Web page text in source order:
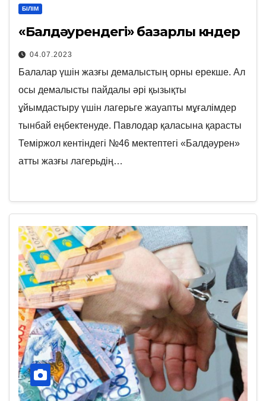
БІЛІМ
«Балдәурендегі» базарлы күндер
04.07.2023
Балалар үшін жазғы демалыстың орны ерекше. Ал
осы демалысты пайдалы әрі қызықты
ұйымдастыру үшін лагерьге жауапты мұғалімдер
тынбай еңбектенуде. Павлодар қаласына қарасты
Теміржол кентіндегі №46 мектептегі «Балдәурен»
атты жазғы лагерьдің…